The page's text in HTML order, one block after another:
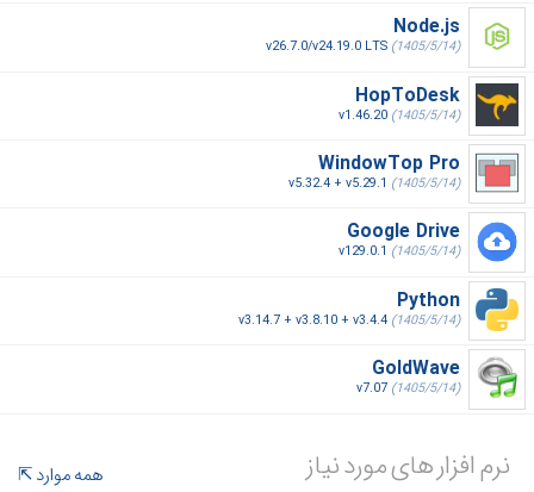
Node.js
v26.7.0/v24.19.0 LTS (1405/5/14)
HopToDesk
v1.46.20 (1405/5/14)
WindowTop Pro
v5.32.4 + v5.29.1 (1405/5/14)
Google Drive
v129.0.1 (1405/5/14)
Python
v3.14.7 + v3.8.10 + v3.4.4 (1405/5/14)
GoldWave
v7.07 (1405/5/14)
نرم افزار های مورد نیاز
همه موارد